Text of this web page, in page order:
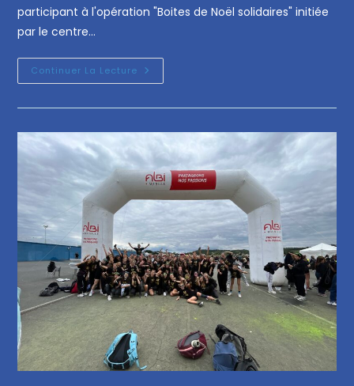
participant à l'opération "Boites de Noël solidaires" initiée
par le centre…
Continuer La Lecture